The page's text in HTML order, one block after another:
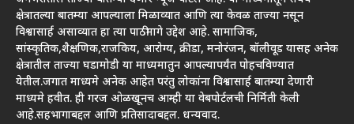
क्षेत्रातल्या बातम्या आपल्याला मिळाव्यात आणि त्या केवळ ताज्या नसून
विश्वासार्ह असाव्यात हा त्या पाठीमागे उद्देश आहे. सामाजिक,
सांस्कृतिक,शैक्षणिक,राजकिय, आरोग्य, क्रीडा, मनोरंजन, बॉलीवूड यासह अनेक
क्षेत्रातील ताज्या घडामोडी या माध्यमातुन आपल्यापर्यंत पोहचविण्यात
येतील.जगात माध्यमे अनेक आहेत परंतु लोकांना विश्वासार्ह बातम्या देणारी
माध्यमे हवीत. ही गरज ओळखूनच आम्ही या वेबपोर्टलची निर्मिती केली
आहे.सहभागाबद्दल आणि प्रतिसादाबद्दल. धन्यवाद.